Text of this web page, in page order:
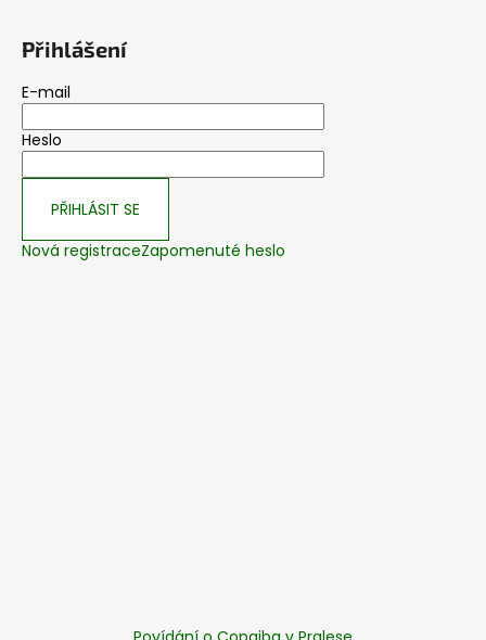
Přihlášení
E-mail
Heslo
PŘIHLÁSIT SE
Nová registraceZapomenuté heslo